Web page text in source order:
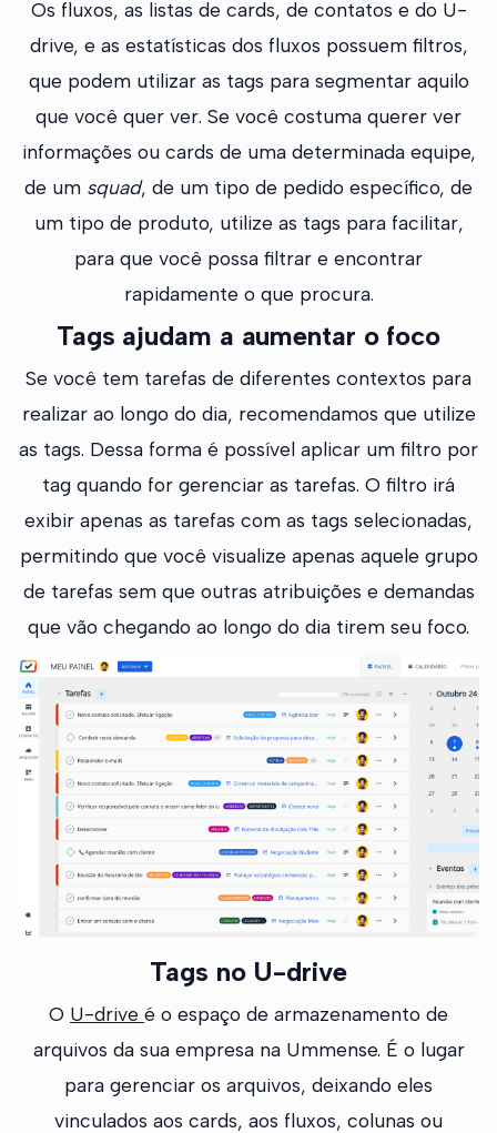
Os fluxos, as listas de cards, de contatos e do U-
drive, e as estatísticas dos fluxos possuem filtros,
que podem utilizar as tags para segmentar aquilo
que você quer ver. Se você costuma querer ver
informações ou cards de uma determinada equipe,
de um squad, de um tipo de pedido específico, de
um tipo de produto, utilize as tags para facilitar,
para que você possa filtrar e encontrar
rapidamente o que procura.
Tags ajudam a aumentar o foco
Se você tem tarefas de diferentes contextos para
realizar ao longo do dia, recomendamos que utilize
as tags. Dessa forma é possível aplicar um filtro por
tag quando for gerenciar as tarefas. O filtro irá
exibir apenas as tarefas com as tags selecionadas,
permitindo que você visualize apenas aquele grupo
de tarefas sem que outras atribuições e demandas
que vão chegando ao longo do dia tirem seu foco.
Tags no U-drive
O U-drive é o espaço de armazenamento de
arquivos da sua empresa na Ummense. É o lugar
para gerenciar os arquivos, deixando eles
vinculados aos cards, aos fluxos, colunas ou